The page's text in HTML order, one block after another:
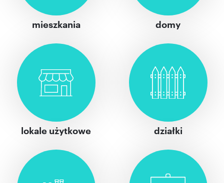
mieszkania domy
lokale użytkowe działki